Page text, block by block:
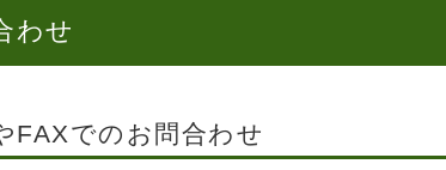
わせ
FAXでのお問合わせ